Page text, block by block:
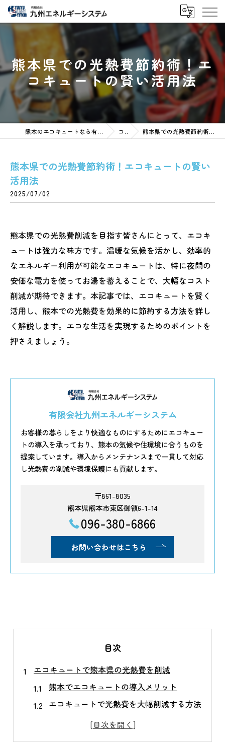
熊本県での光熱費節約術！エ
コキュートの賢い活用法
熊本のエコキュートなら有限会社九州エネルギーシステム コラム 熊本県での光熱費節約術！エコキュートの賢い活用法
熊本県での光熱費節約術！エコキュートの賢い
活用法
2025/07/02
熊本県での光熱費削減を目指す皆さんにとって、エコキ
ュートは強力な味方です。温暖な気候を活かし、効率的
なエネルギー利用が可能なエコキュートは、特に夜間の
安価な電力を使ってお湯を蓄えることで、大幅なコスト
削減が期待できます。本記事では、エコキュートを賢く
活用し、熊本での光熱費を効果的に節約する方法を詳し
く解説します。エコな生活を実現するためのポイントを
押さえましょう。
有限会社九州エネルギーシステム
お客様の暮らしをより快適なものにするためにエコキュー
トの導入を承っており、熊本の気候や住環境に合うものを
提案しています。導入からメンテナンスまで一貫して対応
し光熱費の削減や環境保護にも貢献します。
〒861-8035
熊本県熊本市東区御領6-1-14
096-380-6866
お問い合わせはこちら
目次
エコキュートで熊本県の光熱費を削減
熊本でエコキュートの導入メリット
エコキュートで光熱費を大幅削減する方法
熊本県の温暖な気候を活かすエコキュート